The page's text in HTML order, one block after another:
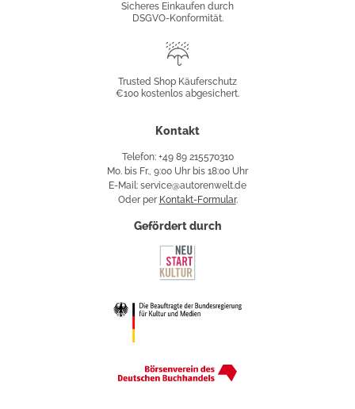
Sicheres Einkaufen durch
DSGVO-Konformität.
Käuferschutz
Trusted Shop Käuferschutz
€100 kostenlos abgesichert.
Kontakt
Telefon: +49 89 215570310
Mo. bis Fr., 9:00 Uhr bis 18:00 Uhr
E-Mail: service@autorenwelt.de
Oder per Kontakt-Formular.
Gefördert durch